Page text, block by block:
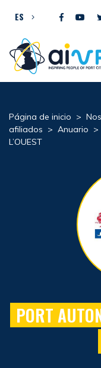
ES
Página de inicio >
afiliados > Anuario >
L’OUEST
PORT